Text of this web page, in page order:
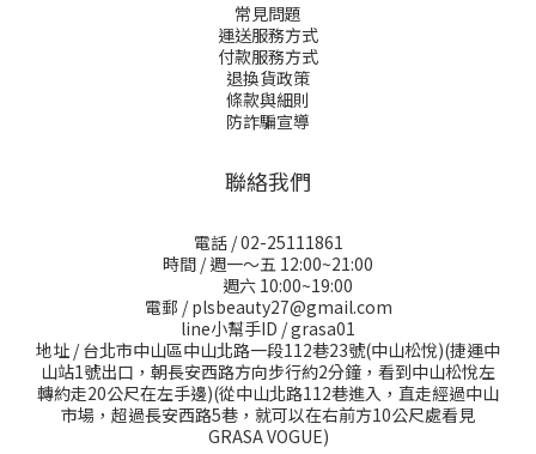
常見問題
運送服務方式
付款服務方式
退換貨政策
條款與細則
防詐騙宣導
聯絡我們
電話 / 02-25111861
時間 / 週一～五 12:00~21:00
週六 10:00~19:00
電郵 / plsbeauty27@gmail.com
line小幫手ID / grasa01
地址 / 台北市中山區中山北路一段112巷23號(中山松悅)(捷運中
山站1號出口，朝長安西路方向步行約2分鐘，看到中山松悅左
轉約走20公尺在左手邊)(從中山北路112巷進入，直走經過中山
市場，超過長安西路5巷，就可以在右前方10公尺處看見
GRASA VOGUE)